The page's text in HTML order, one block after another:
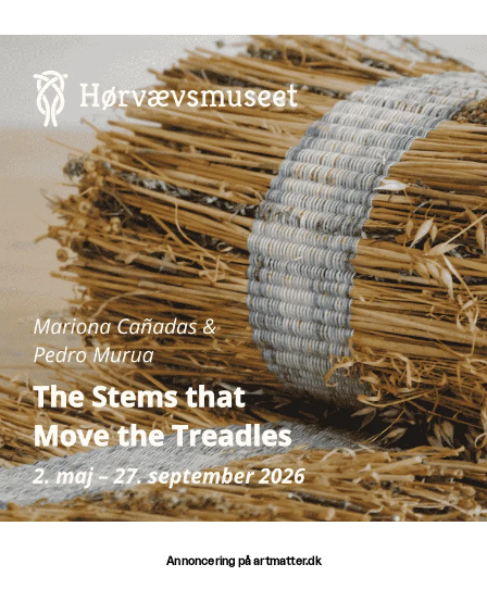
Annoncering på artmatter.dk